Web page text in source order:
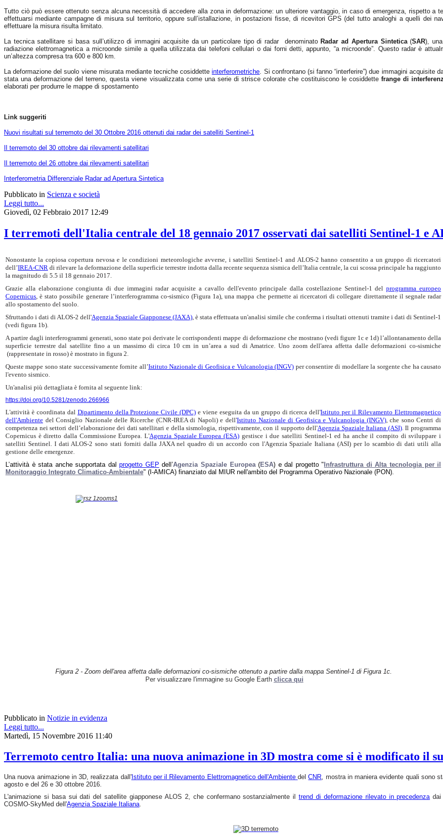
Tutto ciò può essere ottenuto senza alcuna necessità di accedere alla zona in deformazione: un ulteriore vantaggio, in caso di emergenza, rispetto a
effettuarsi mediante campagne di misura sul territorio, oppure sull’istallazione, in postazioni fisse, di ricevitori GPS (del tutto analoghi a quelli dei
effettuare la misura risulta limitato.
La tecnica satellitare si basa sull’utilizzo di immagini acquisite da un particolare tipo di radar denominatoRadar ad Apertura Sintetica(SAR),
radiazione elettromagnetica a microonde simile a quella utilizzata dai telefoni cellulari o dai forni detti, appunto, “a microonde”. Questo radar è
un’altezza compresa tra 600 e 800 km.
La deformazione del suolo viene misurata mediante tecniche cosiddetteinterferometriche . Si confrontano (si fanno “interferire”) due immagini
stata una deformazione del terreno, questa viene visualizzata come una serie di strisce colorate che costituiscono le cosiddettefrange di
elaborati per produrre le mappe di spostamento
Link suggeriti
Nuovi risultati sul terremoto del 30 Ottobre 2016 ottenuti dai radar dei satelliti Sentinel-1
Il terremoto del 30 ottobre dai rilevamenti satellitari
Il terremoto del 26 ottobre dai rilevamenti satellitari
Interferometria Differenziale Radar ad Apertura Sintetica
Pubblicato in Scienza e società
Leggi tutto...
Giovedì, 02 Febbraio 2017 12:49
I terremoti dell'Italia centrale del 18 gennaio 2017 osservati dai satelliti Sentinel-1 e
Nonostante la copiosa copertura nevosa e le condizioni meteorologiche avverse, i satelliti Sentinel-1 and ALOS-2 hanno consentito a un gruppo di ricercatori
dell’IREA-CNR di rilevare la deformazione della superficie terrestre indotta dalla recente sequenza sismica dell’Italia centrale, la cui scossa principale ha raggiunto
la magnitudo di 5.5 il 18 gennaio 2017.
Grazie alla elaborazione congiunta di due immagini radar acquisite a cavallo dell'evento principale dalla costellazione Sentinel-1 delprogramma europeo
Copernicus , è stato possibile generare l’interferogramma co-sismico (Figura 1a), una mappa che permette ai ricercatori di collegare direttamente il segnale radar
allo spostamento del suolo.
Sfruttando i dati di ALOS-2 dell'Agenzia Spaziale Giapponese (JAXA) , è stata effettuata un'analisi simile che conferma i risultati ottenuti tramite i dati di Sentinel-1
(vedi figura 1b).
A partire dagli interferogrammi generati, sono state poi derivate le corrispondenti mappe di deformazione che mostrano (vedi figure 1c e 1d) l’allontanamento della
superficie terrestre dal satellite fino a un massimo di circa 10 cm in un’area a sud di Amatrice. Uno zoom dell'area affetta dalle deformazioni co-sismiche
(rappresentate in rosso) è mostrato in figura 2.
Queste mappe sono state successivamente fornite all’Istituto Nazionale di Geofisica e Vulcanologia (INGV) per consentire di modellare la sorgente che ha causato
l'evento sismico.
Un'analisi più dettagliata è fornita al seguente link:
https://doi.org/10.5281/zenodo.266966
L'attività è coordinata dal Dipartimento della Protezione Civile (DPC) e viene eseguita da un gruppo di ricerca dell'Istituto per il Rilevamento Elettromagnetico
dell'Ambiente del Consiglio Nazionale delle Ricerche (CNR-IREA di Napoli) e dell'Istituto Nazionale di Geofisica e Vulcanologia (INGV), che sono Centri di
competenza nei settori dell’elaborazione dei dati satellitari e della sismologia, rispettivamente, con il supporto dell'Agenzia Spaziale Italiana (ASI). Il programma
Copernicus è diretto dalla Commissione Europea. L'Agenzia Spaziale Europea (ESA) gestisce i due satelliti Sentinel-1 ed ha anche il compito di sviluppare i
satelliti Sentinel. I dati ALOS-2 sono stati forniti dalla JAXA nel quadro di un accordo con l'Agenzia Spaziale Italiana (ASI) per lo scambio di dati utili alla
gestione delle emergenze.
L’attività è stata anche supportata dal progetto GEP dell’Agenzia Spaziale Europea(ESA) e dal progetto "Infrastruttura di Alta tecnologia per il
Monitoraggio Integrato Climatico-Ambientale" (I-AMICA) finanziato dal MIUR nell'ambito del Programma Operativo Nazionale (PON).
Figura 2 - Zoom dell'area affetta dalle deformazioni co-sismiche ottenuto a partire dalla mappa Sentinel-1 di Figura 1c.
Per visualizzare l'immagine su Google Earth clicca qui
Pubblicato in Notizie in evidenza
Leggi tutto...
Martedì, 15 Novembre 2016 11:40
Terremoto centro Italia: una nuova animazione in 3D mostra come si è modificato il
Una nuova animazione in 3D, realizzata dall'Istituto per il Rilevamento Elettromagnetico dell'AmbientedelCNR, mostra in maniera evidente quali sono
agosto e del 26 e 30 ottobre 2016.
L'animazione si basa sui dati del satellite giapponese ALOS 2, che confermano sostanzialmente iltrend di deformazione rilevato in precedenzadai
COSMO-SkyMed dell'Agenzia Spaziale Italiana.